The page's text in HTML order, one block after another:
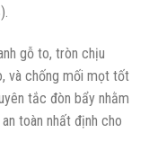
gỗ to, tròn chịu
và chống mối mọt tốt
tắc đòn bẩy nhằm
toàn nhất định cho